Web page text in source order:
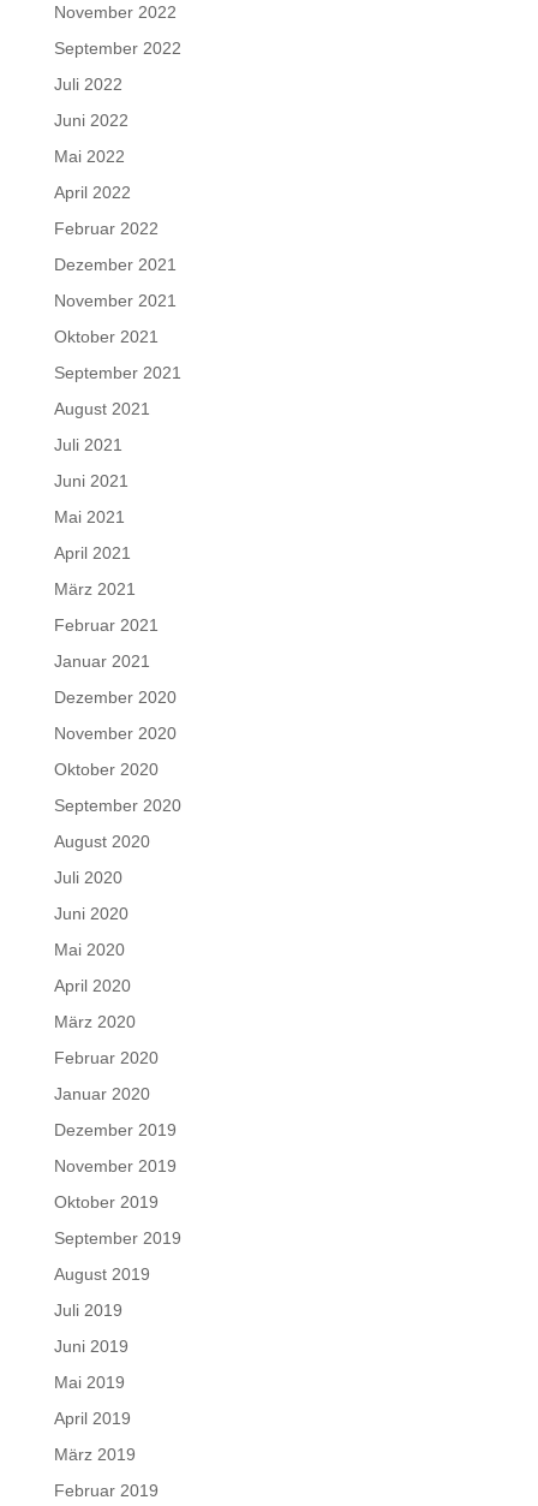
November 2022
September 2022
Juli 2022
Juni 2022
Mai 2022
April 2022
Februar 2022
Dezember 2021
November 2021
Oktober 2021
September 2021
August 2021
Juli 2021
Juni 2021
Mai 2021
April 2021
März 2021
Februar 2021
Januar 2021
Dezember 2020
November 2020
Oktober 2020
September 2020
August 2020
Juli 2020
Juni 2020
Mai 2020
April 2020
März 2020
Februar 2020
Januar 2020
Dezember 2019
November 2019
Oktober 2019
September 2019
August 2019
Juli 2019
Juni 2019
Mai 2019
April 2019
März 2019
Februar 2019